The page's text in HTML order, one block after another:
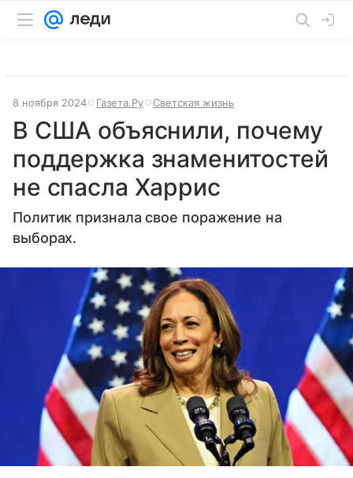
8 ноября 2024 Газета.Ру Светская жизнь
В США объяснили, почему
поддержка знаменитостей
не спасла Харрис
Политик признала свое поражение на
выборах.